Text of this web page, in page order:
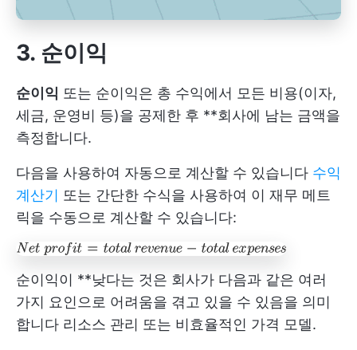
3. 순이익
순이익 또는 순이익은 총 수익에서 모든 비용(이자,
세금, 운영비 등)을 공제한 후 **회사에 남는 금액을
측정합니다.
다음을 사용하여 자동으로 계산할 수 있습니다 수익
계산기 또는 간단한 수식을 사용하여 이 재무 메트
릭을 수동으로 계산할 수 있습니다:
순이익이 **낮다는 것은 회사가 다음과 같은 여러
가지 요인으로 어려움을 겪고 있을 수 있음을 의미
합니다 리소스 관리 또는 비효율적인 가격 모델.